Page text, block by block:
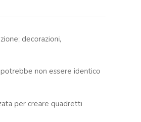
decorazioni,
non essere identico
per creare quadretti